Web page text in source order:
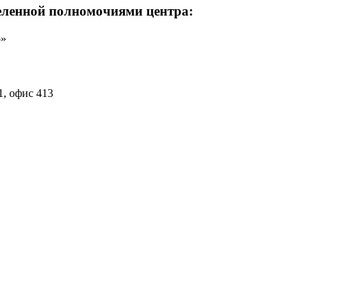
полномочиями центра:
офис 413